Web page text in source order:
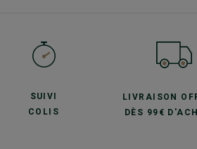
SUIVI
COLIS
LIVRAISON
DÈS 99€